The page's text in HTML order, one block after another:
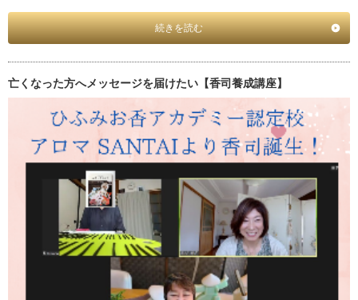
続きを読む
亡くなった方へメッセージを届けたい【香司養成講座】